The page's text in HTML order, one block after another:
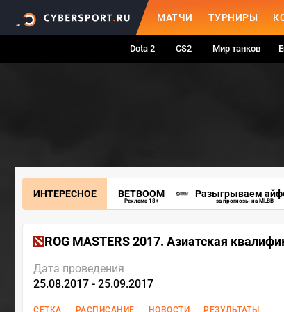
МАТЧИ ТУРНИРЫ
Dota 2 CS2 Мир танков
ИНТЕРЕСНОЕ BETBOOM
Реклама 18+
Разыгрываем
за прогнозы на MLBB
ROG MASTERS 2017. Азиатская
Дата проведения
25.08.2017 - 25.09.2017
СЕТКА РАСПИСАНИЕ НОВОСТИ РЕЗУЛЬТАТЫ